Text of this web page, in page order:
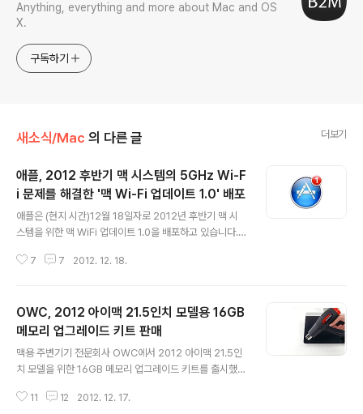
Anything, everything and more about Mac and OS
X.
구독하기
새소식/Mac 의 다른 글 더보기
애플, 2012 후반기 맥 시스템의 5GHz Wi-F
i 문제를 해결한 '맥 Wi-Fi 업데이트 1.0' 배포
애플은 (현지 시간)12월 18일자로 2012년 후반기 맥 시
스템을 위한 맥 WiFi 업데이트 1.0을 배포하고 있습니다. *
전에 나온 시스템들을 해당 사항이 없습니다. 이번 업데이
문제 등 5GHz 대역대의 호환성을 개선하는 것을 골자로
하고 있습니다. 이번 업데이트 설치로 무선 네트워크 드라
이버 'AirPortBrmc4331.kext'가 612.20.15 버전으로
업데이트되며, 설치 파일의 용량은 1.49MB 입니다. 업데
클릭하거나 애플 홈페이지의 다운로드 섹션에서 ..
7 7 2012. 12. 18.
OWC, 2012 아이맥 21.5인치 모델용 16GB
메모리 업그레이드 키트 판매
맥용 주변기기 전문회사 OWC에서 2012 아이맥 21.5인
치 모델을 위한 16GB 메모리 업그레이드 키트를 출시했습
로 책정되었고 키트의 구성품은 아래와 같습니다.OWC 1
11 12 2012. 12. 17.